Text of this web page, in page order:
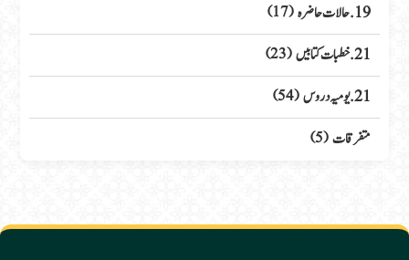
19. حالات حاضرہ (17)
21. خطبات کتابیں (23)
21. یومیہ دروس (54)
متفرقات (5)